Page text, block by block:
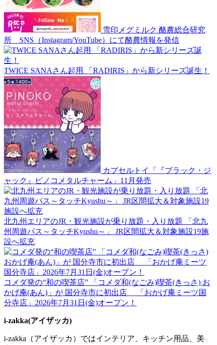
雪印メグミルク 酪農総合研究
所 SNS（Instagram/YouTube）にて酪農情報を発信
TWICE SANAさん起用 「RADIRIS」から新シリーズ誕生！
カプセルトイ「『ブラック・ジ
ャック』ピノコメタルチャーム」11月発売
北九州エリアのJR・観光施設が乗り放題・入り放題 「北九
州周遊パス～タッチKyushu～」 JR区間拡大＆対象施設19施
設へ拡充
コメダ発の“和の喫茶店” 「コメダ和(なごみ)喫茶(きっさ) お
かげ庵(あん)」が 国分寺市に初出店 「おかげ庵ミーツ国
分寺店」2026年7月31日(金)オープン！
i-zakka(アイザッカ)
i-zakka（アイザッカ）ではインテリア、キッチン用品、美